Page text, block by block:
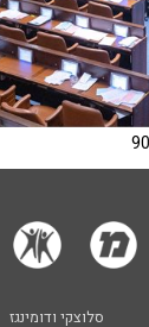
סלוצקי ודומינגז